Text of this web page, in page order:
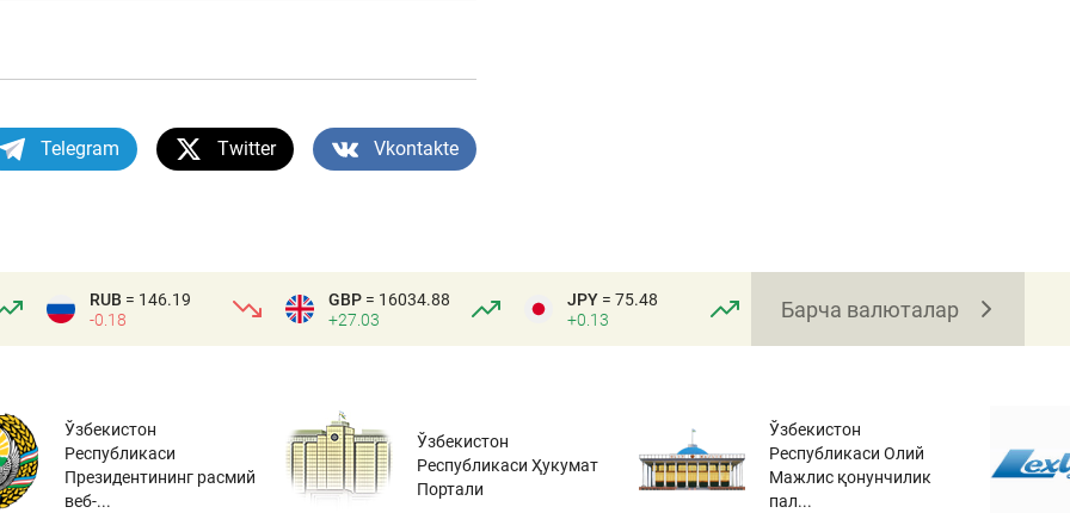
Telegram Twitter Vkontakte
RUB = 146.19
-0.18
GBP = 16034.88
+27.03
JPY = 75.48
+0.13
Барча валюталар
Ўзбекистон
Республикаси
Президентининг расмий
веб-...
Ўзбекистон
Республикаси Ҳукумат
Портали
Ўзбекистон
Республикаси Олий
Мажлис қонунчилик
пал...